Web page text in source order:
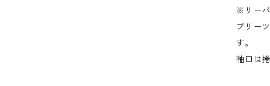
※リーバ
プリー
す。
袖口は